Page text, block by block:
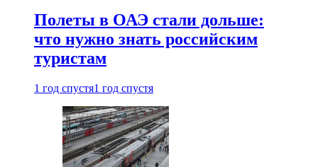
Полеты в ОАЭ стали дольше:
что нужно знать российским
туристам
1 год спустя1 год спустя